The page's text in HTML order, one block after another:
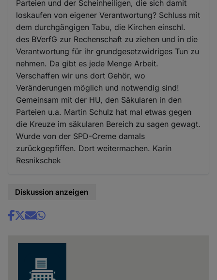
Parteien und der Scheinheiligen, die sich damit
loskaufen von eigener Verantwortung? Schluss mit
dem durchgängigen Tabu, die Kirchen einschl.
des BVerfG zur Rechenschaft zu ziehen und in die
Verantwortung für ihr grundgesetzwidriges Tun zu
nehmen. Da gibt es jede Menge Arbeit.
Verschaffen wir uns dort Gehör, wo
Veränderungen möglich und notwendig sind!
Gemeinsam mit der HU, den Säkularen in den
Parteien u.a. Martin Schulz hat mal etwas gegen
die Kreuze im säkularen Bereich zu sagen gewagt.
Wurde von der SPD-Creme damals
zurückgepfiffen. Dort weitermachen. Karin
Resnikschek
Diskussion anzeigen
Share